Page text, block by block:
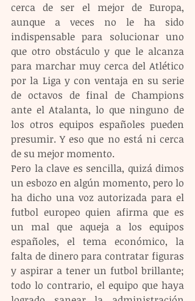
cerca de ser el mejor de Europa,
aunque a veces no le ha sido
indispensable para solucionar uno
que otro obstáculo y que le alcanza
para marchar muy cerca del Atlético
por la Liga y con ventaja en su serie
de octavos de final de Champions
ante el Atalanta, lo que ninguno de
los otros equipos españoles pueden
presumir. Y eso que no está ni cerca
de su mejor momento.
Pero la clave es sencilla, quizá dimos
un esbozo en algún momento, pero lo
ha dicho una voz autorizada para el
futbol europeo quien afirma que es
un mal que aqueja a los equipos
españoles, el tema económico, la
falta de dinero para contratar figuras
y aspirar a tener un futbol brillante;
todo lo contrario, el equipo que haya